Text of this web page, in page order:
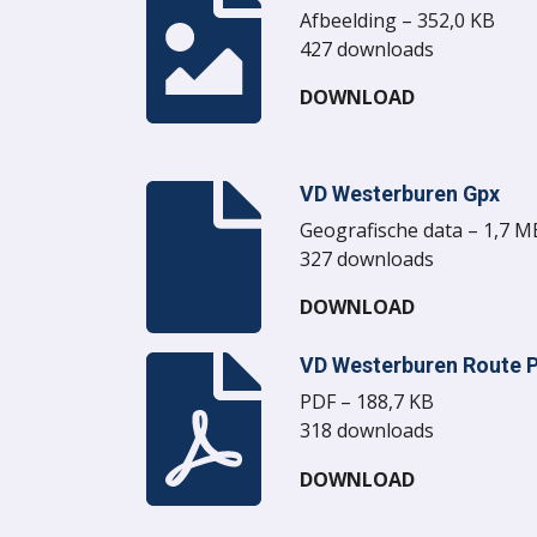
Afbeelding – 352,0 KB
427 downloads
DOWNLOAD
VD Westerburen Gpx
Geografische data – 1,7
327 downloads
DOWNLOAD
VD Westerburen Route
PDF – 188,7 KB
318 downloads
DOWNLOAD